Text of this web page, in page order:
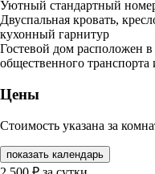
Уютный стандартный
Двуспальная кровать,
кухонный гарнитур
Гостевой дом расположен
общественного транспорта
Цены
Стоимость указана за
показать календарь